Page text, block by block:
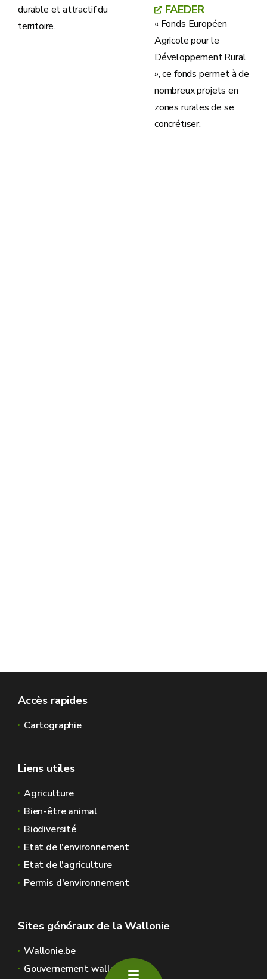
durable et attractif du
territoire.
FAEDER
« Fonds Européen
Agricole pour le
Développement Rural
», ce fonds permet à de
nombreux projets en
zones rurales de se
concrétiser.
Accès rapides
Cartographie
Liens utiles
Agriculture
Bien-être animal
Biodiversité
Etat de l'environnement
Etat de l'agriculture
Permis d'environnement
Sites généraux de la Wallonie
Wallonie.be
Gouvernement wallon